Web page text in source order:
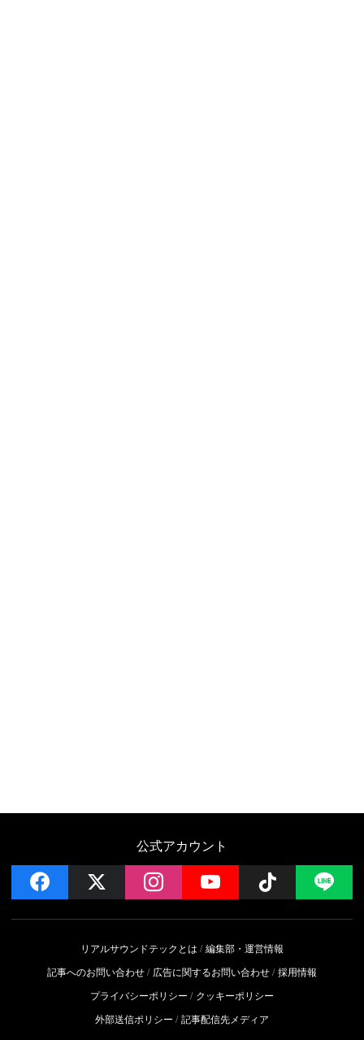
公式アカウント
facebook instagramYouTube Follow
リアルサウンドテックとは
編集部・運営情報
記事へのお問い合わせ
広告に関するお問い合わせ 採用情報
プライバシーポリシー
クッキーポリシー
外部送信ポリシー
記事配信先メディア